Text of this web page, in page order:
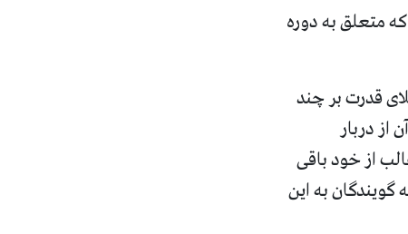
که متعلق به دوره
قدرت بر چند
از دربار
از خود باقی
به این